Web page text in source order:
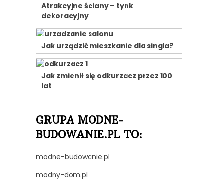
Atrakcyjne ściany – tynk
dekoracyjny
Jak urządzić mieszkanie dla singla?
Jak zmienił się odkurzacz przez 100
lat
GRUPA MODNE-
BUDOWANIE.PL TO:
modne-budowanie.pl
modny-dom.pl